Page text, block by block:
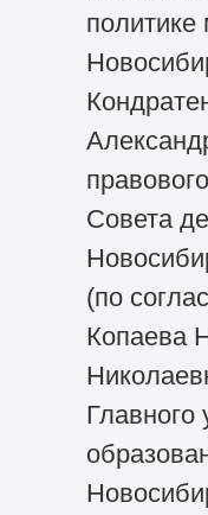
политике
Совета
(по
Копаева
Главного